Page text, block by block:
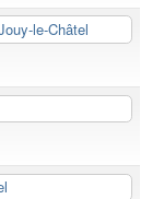
le-Châtel